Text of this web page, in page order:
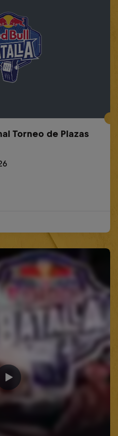
Torneo de Plazas